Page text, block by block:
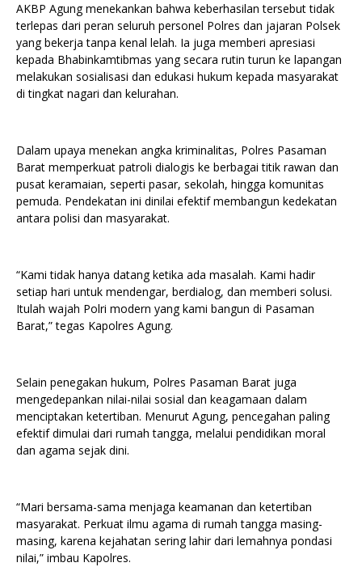
AKBP Agung menekankan bahwa keberhasilan tersebut tidak
terlepas dari peran seluruh personel Polres dan jajaran Polsek
yang bekerja tanpa kenal lelah. Ia juga memberi apresiasi
kepada Bhabinkamtibmas yang secara rutin turun ke lapangan
melakukan sosialisasi dan edukasi hukum kepada masyarakat
di tingkat nagari dan kelurahan.
Dalam upaya menekan angka kriminalitas, Polres Pasaman
Barat memperkuat patroli dialogis ke berbagai titik rawan dan
pusat keramaian, seperti pasar, sekolah, hingga komunitas
pemuda. Pendekatan ini dinilai efektif membangun kedekatan
antara polisi dan masyarakat.
“Kami tidak hanya datang ketika ada masalah. Kami hadir
setiap hari untuk mendengar, berdialog, dan memberi solusi.
Itulah wajah Polri modern yang kami bangun di Pasaman
Barat,” tegas Kapolres Agung.
Selain penegakan hukum, Polres Pasaman Barat juga
mengedepankan nilai-nilai sosial dan keagamaan dalam
menciptakan ketertiban. Menurut Agung, pencegahan paling
efektif dimulai dari rumah tangga, melalui pendidikan moral
dan agama sejak dini.
“Mari bersama-sama menjaga keamanan dan ketertiban
masyarakat. Perkuat ilmu agama di rumah tangga masing-
masing, karena kejahatan sering lahir dari lemahnya pondasi
nilai,” imbau Kapolres.